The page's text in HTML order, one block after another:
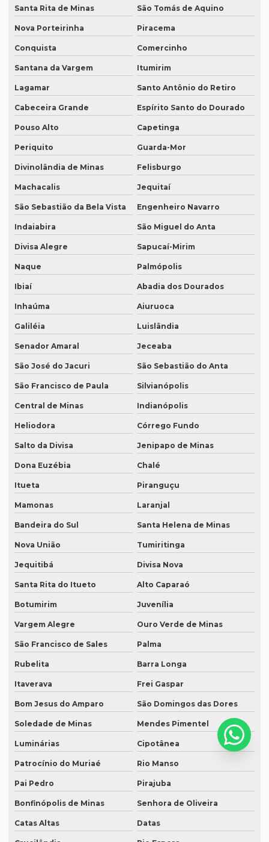
Santa Rita de Minas São Tomás de Aquino
Nova Porteirinha Piracema
Conquista Comercinho
Santana da Vargem Itumirim
Lagamar Santo Antônio do Retiro
Cabeceira Grande Espírito Santo do Dourado
Pouso Alto Capetinga
Periquito Guarda-Mor
Divinolândia de Minas Felisburgo
Machacalis Jequitaí
São Sebastião da Bela Vista Engenheiro Navarro
Indaiabira São Miguel do Anta
Divisa Alegre Sapucaí-Mirim
Naque Palmópolis
Ibiaí Abadia dos Dourados
Inhaúma Aiuruoca
Galiléia Luislândia
Senador Amaral Jeceaba
São José do Jacuri São Sebastião do Anta
São Francisco de Paula Silvianópolis
Central de Minas Indianópolis
Heliodora Córrego Fundo
Salto da Divisa Jenipapo de Minas
Dona Euzébia Chalé
Itueta Piranguçu
Mamonas Laranjal
Bandeira do Sul Santa Helena de Minas
Nova União Tumiritinga
Jequitibá Divisa Nova
Santa Rita do Itueto Alto Caparaó
Botumirim Juvenília
Vargem Alegre Ouro Verde de Minas
São Francisco de Sales Palma
Rubelita Barra Longa
Itaverava Frei Gaspar
Bom Jesus do Amparo São Domingos das Dores
Soledade de Minas Mendes Pimentel
Luminárias Cipotânea
Patrocínio do Muriaé Rio Manso
Pai Pedro Pirajuba
Bonfinópolis de Minas Senhora de Oliveira
Catas Altas Datas